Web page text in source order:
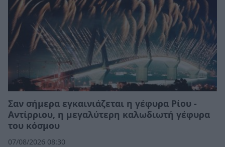
Σαν σήμερα εγκαινιάζεται η γέφυρα Ρίου -
Αντίρριου, η μεγαλύτερη καλωδιωτή γέφυρα
του κόσμου
07/08/2026 08:30